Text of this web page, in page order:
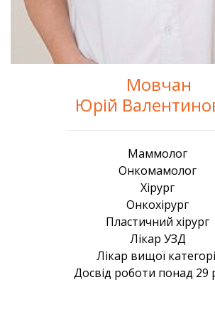
Мовчан
Юрій